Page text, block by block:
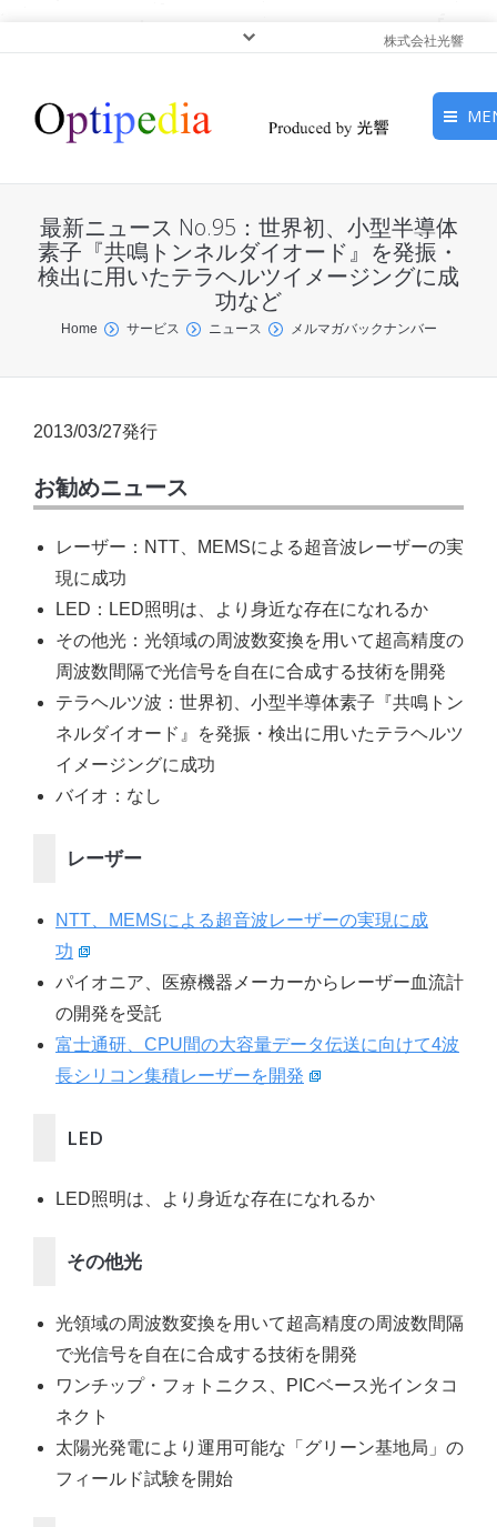
株式会社光響
ピックアップ
ン
最新ニュース No.95：世界初、小型半導体
素子『共鳴トンネルダイオード』を発振・
検出に用いたテラヘルツイメージングに成
功など
You are here:
Home サービス ニュース メルマガバックナンバー
2013/03/27発行
お勧めニュース
レーザー：NTT、MEMSによる超音波レーザーの実
現に成功
LED：LED照明は、より身近な存在になれるか
その他光：光領域の周波数変換を用いて超高精度の
周波数間隔で光信号を自在に合成する技術を開発
テラヘルツ波：世界初、小型半導体素子『共鳴トン
ネルダイオード』を発振・検出に用いたテラヘルツ
イメージングに成功
バイオ：なし
レーザー
NTT、MEMSによる超音波レーザーの実現に成
功
パイオニア、医療機器メーカーからレーザー血流計
の開発を受託
富士通研、CPU間の大容量データ伝送に向けて4波
長シリコン集積レーザーを開発
LED
LED照明は、より身近な存在になれるか
その他光
光領域の周波数変換を用いて超高精度の周波数間隔
で光信号を自在に合成する技術を開発
ワンチップ・フォトニクス、PICベース光インタコ
ネクト
太陽光発電により運用可能な「グリーン基地局」の
フィールド試験を開始